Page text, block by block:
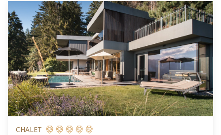
CHALET